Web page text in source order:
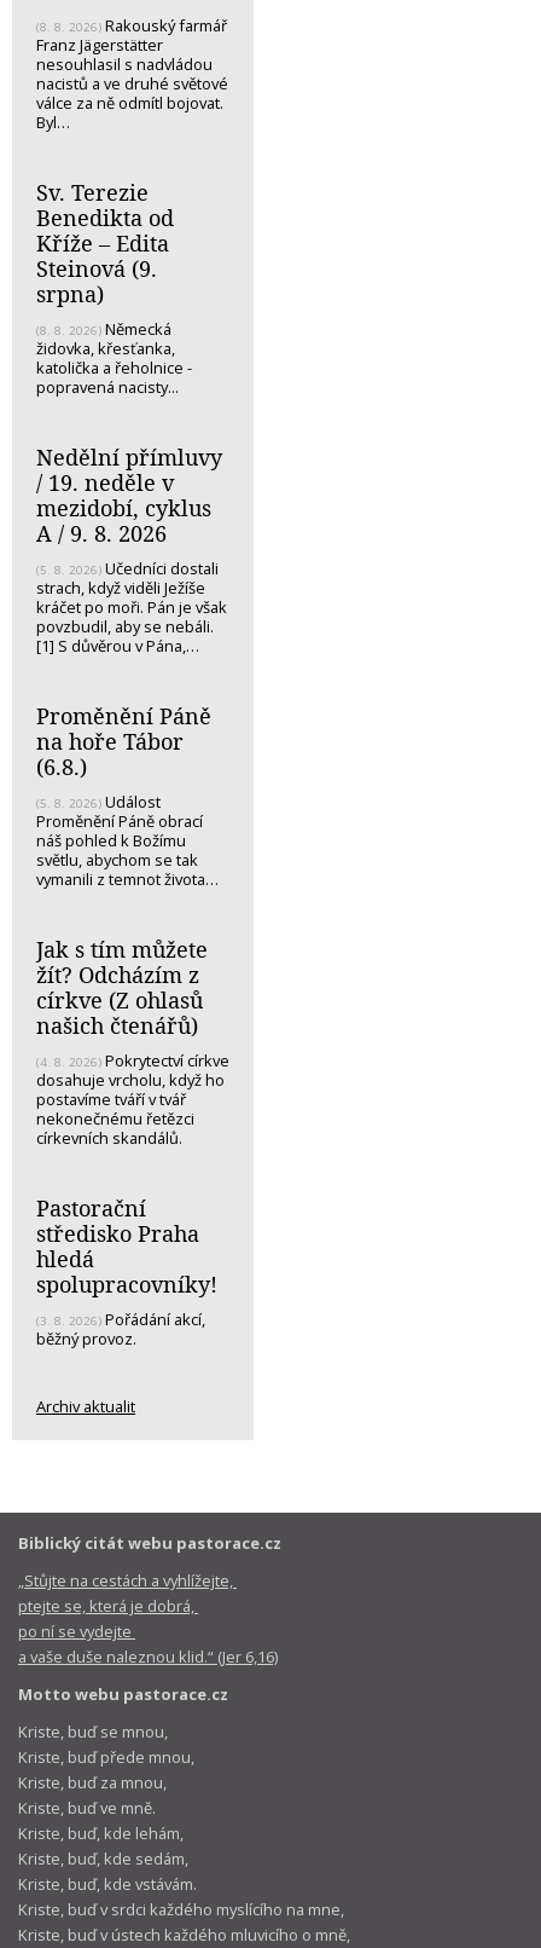
(8. 8. 2026) Rakouský farmář
Franz Jägerstätter
nesouhlasil s nadvládou
nacistů a ve druhé světové
válce za ně odmítl bojovat.
Byl…
Sv. Terezie
Benedikta od
Kříže – Edita
Steinová (9.
srpna)
(8. 8. 2026) Německá
židovka, křesťanka,
katolička a řeholnice -
popravená nacisty...
Nedělní přímluvy
/ 19. neděle v
mezidobí, cyklus
A / 9. 8. 2026
(5. 8. 2026) Učedníci dostali
strach, když viděli Ježíše
kráčet po moři. Pán je však
povzbudil, aby se nebáli.
[1] S důvěrou v Pána,…
Proměnění Páně
na hoře Tábor
(6.8.)
(5. 8. 2026) Událost
Proměnění Páně obrací
náš pohled k Božímu
světlu, abychom se tak
vymanili z temnot života…
Jak s tím můžete
žít? Odcházím z
církve (Z ohlasů
našich čtenářů)
(4. 8. 2026) Pokrytectví církve
dosahuje vrcholu, když ho
postavíme tváří v tvář
nekonečnému řetězci
církevních skandálů.
Pastorační
středisko Praha
hledá
spolupracovníky!
(3. 8. 2026) Pořádání akcí,
běžný provoz.
Archiv aktualit
Biblický citát webu pastorace.cz
„Stůjte na cestách a vyhlížejte,
ptejte se, která je dobrá,
po ní se vydejte
a vaše duše naleznou klid.“ (Jer 6,16)
Motto webu pastorace.cz
Kriste, buď se mnou,
Kriste, buď přede mnou,
Kriste, buď za mnou,
Kriste, buď ve mně.
Kriste, buď, kde lehám,
Kriste, buď, kde sedám,
Kriste, buď, kde vstávám.
Kriste, buď v srdci každého myslícího na mne,
Kriste, buď v ústech každého mluvicího o mně,